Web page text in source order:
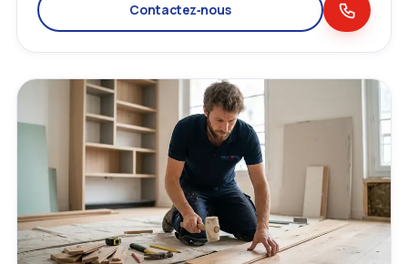
Contactez‑nous